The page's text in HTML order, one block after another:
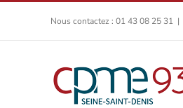
contenu
Nous contactez : 01 43 08 25 31 |